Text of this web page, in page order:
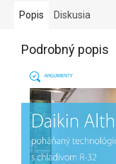
Popis Diskusia
Podrobný popis